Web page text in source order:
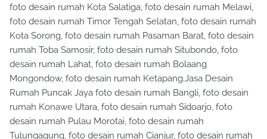
foto desain rumah Kota Salatiga, foto desain rumah Melawi,
foto desain rumah Timor Tengah Selatan, foto desain rumah
Kota Sorong, foto desain rumah Pasaman Barat, foto desain
rumah Toba Samosir, foto desain rumah Situbondo, foto
desain rumah Lahat, foto desain rumah Bolaang
Mongondow, foto desain rumah Ketapang.Jasa Desain
Rumah Puncak Jaya foto desain rumah Bangli, foto desain
rumah Konawe Utara, foto desain rumah Sidoarjo, foto
desain rumah Pulau Morotai, foto desain rumah
Tulungagung, foto desain rumah Cianjur, foto desain rumah